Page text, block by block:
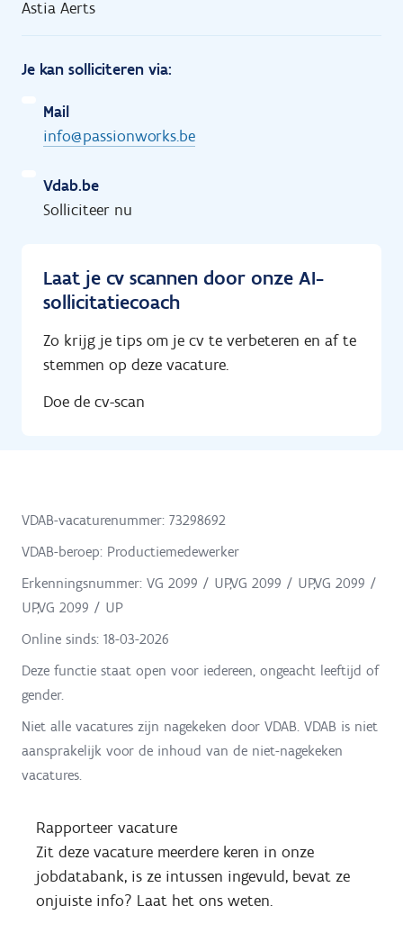
Astia Aerts
Je kan solliciteren via:
Mail
info@passionworks.be
Vdab.be
Solliciteer nu
Laat je cv scannen door onze AI-
sollicitatiecoach
Zo krijg je tips om je cv te verbeteren en af te
stemmen op deze vacature.
Doe de cv-scan
VDAB-vacaturenummer: 73298692
VDAB-beroep: Productiemedewerker
Erkenningsnummer: VG 2099 / UP,VG 2099 / UP,VG 2099 /
UP,VG 2099 / UP
Online sinds: 18-03-2026
Deze functie staat open voor iedereen, ongeacht leeftijd of
gender.
Niet alle vacatures zijn nagekeken door VDAB. VDAB is niet
aansprakelijk voor de inhoud van de niet-nagekeken
vacatures.
Rapporteer vacature
Zit deze vacature meerdere keren in onze
jobdatabank, is ze intussen ingevuld, bevat ze
onjuiste info? Laat het ons weten.